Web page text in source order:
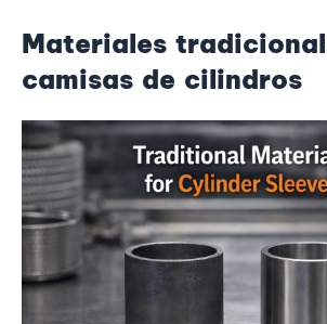
Materiales
camisas de cilindros